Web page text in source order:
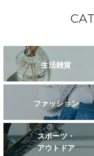
生活雑貨
ファッション
スポーツ・
アウトドア